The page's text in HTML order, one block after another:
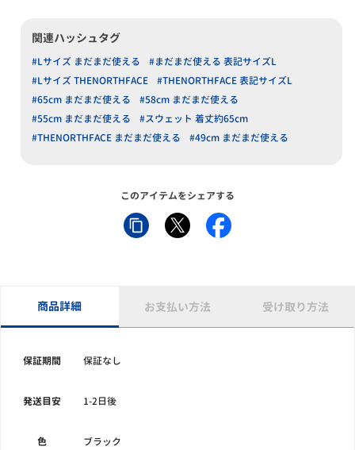
関連ハッシュタグ
#Lサイズ まだまだ使える
#まだまだ使える 表記サイズL
#Lサイズ THENORTHFACE
#THENORTHFACE 表記サイズL
#65cm まだまだ使える
#58cm まだまだ使える
#55cm まだまだ使える
#スウェット 着丈約65cm
#THENORTHFACE まだまだ使える
#49cm まだまだ使える
このアイテムをシェアする
商品詳細 お支払い方法 受け取り方法
保証期間 保証なし
発送目安 1-2日後
色 ブラック